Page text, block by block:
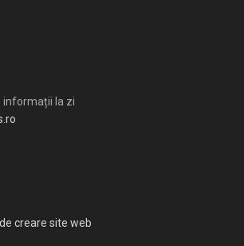
informații la zi
creare site web